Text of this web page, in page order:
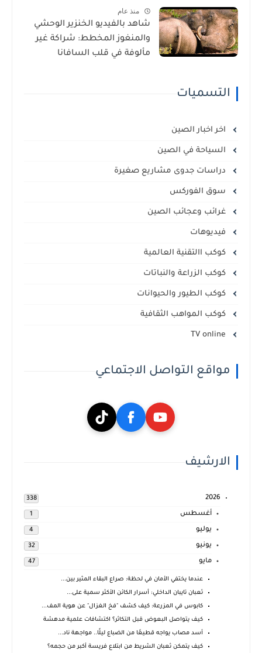
منذ عام
شاهد بالفيديو الخنزير الوحشي
والمنغوز المخطط: شراكة غير
مألوفة في قلب السافانا
التسميات
اخر اخبار الصين
السياحة في الصين
دراسات جدوى مشاريع صغيرة
سوق الفوركس
غرائب وعجائب الصين
فيديوهات
كوكب االتقنية العالمية
كوكب الزراعة والنباتات
كوكب الطيور والحيوانات
كوكب المواهب الثقافية
مواقع التواصل الاجتماعي
الارشيف
2026
338
أغسطس 1
يوليو 4
يونيو 32
مايو 47
عندما يختفي الأمان في لحظة: صراع البقاء المثير بين...
ثعبان تايبان الداخلي: أسرار الكائن الأكثر سمية على...
كابوس في المزرعة: كيف كشف "فخ الغزال" عن هوية المف...
كيف يتواصل البعوض قبل التكاثر؟ اكتشافات علمية مدهشة
أسد مصاب يواجه قطيعًا من الضباع ليلًا.. مواجهة ناد...
كيف يتمكن ثعبان الشريط من ابتلاع فريسة أكبر من حجمه؟